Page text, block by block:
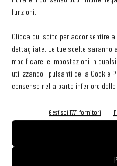
funzioni.
Clicca qui sotto per acconsentire
dettagliate. Le tue scelte saranno
modificare le impostazioni in
utilizzando i pulsanti della Cookie
consenso nella parte inferiore dello
Gestisci 1771 fornitori
d’intenti che ci accomuna. In
giovani talentichefarà
migliorarsi, senza mai
dove il Resort da quasi
«Una cosa è certa–
investiremo molto, come è da
dare risalto a chi si riconosce
sentendosi parte importante